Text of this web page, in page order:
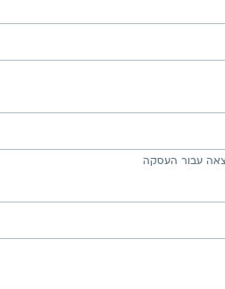
עבור העסקה